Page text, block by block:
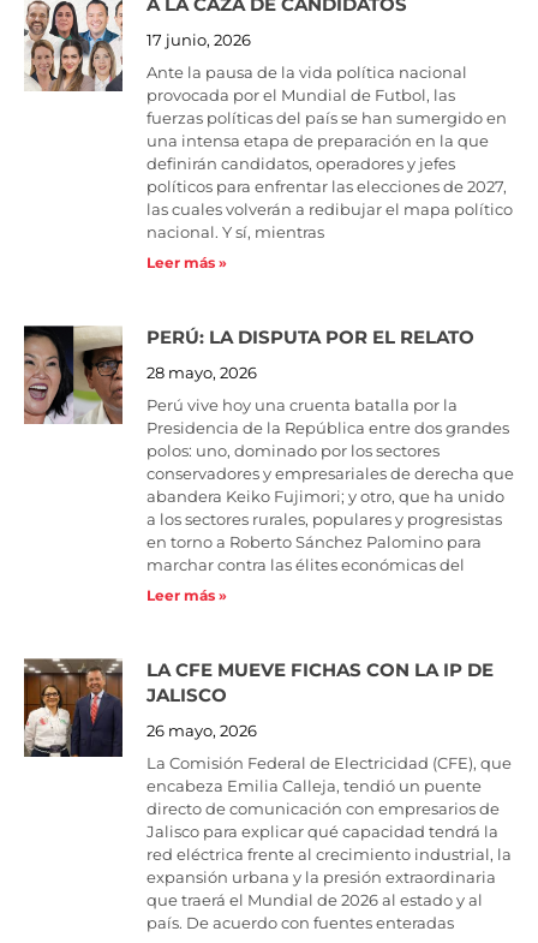
A LA CAZA DE CANDIDATOS
17 junio, 2026
Ante la pausa de la vida política nacional
provocada por el Mundial de Futbol, las
fuerzas políticas del país se han sumergido en
una intensa etapa de preparación en la que
definirán candidatos, operadores y jefes
políticos para enfrentar las elecciones de 2027,
las cuales volverán a redibujar el mapa político
nacional. Y sí, mientras
Leer más »
PERÚ: LA DISPUTA POR EL RELATO
28 mayo, 2026
Perú vive hoy una cruenta batalla por la
Presidencia de la República entre dos grandes
polos: uno, dominado por los sectores
conservadores y empresariales de derecha que
abandera Keiko Fujimori; y otro, que ha unido
a los sectores rurales, populares y progresistas
en torno a Roberto Sánchez Palomino para
marchar contra las élites económicas del
Leer más »
LA CFE MUEVE FICHAS CON LA IP DE
JALISCO
26 mayo, 2026
La Comisión Federal de Electricidad (CFE), que
encabeza Emilia Calleja, tendió un puente
directo de comunicación con empresarios de
Jalisco para explicar qué capacidad tendrá la
red eléctrica frente al crecimiento industrial, la
expansión urbana y la presión extraordinaria
que traerá el Mundial de 2026 al estado y al
país. De acuerdo con fuentes enteradas